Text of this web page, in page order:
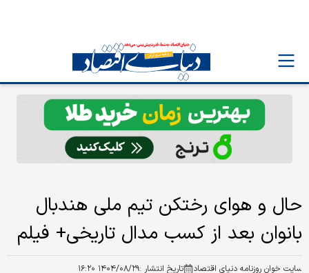
حال و هوای رختکن تیم ملی هندبال
بانوان بعد از کسب مدال تاریخی+ فیلم
سایت خوان روزنامه دنیای اقتصاد تاریخ انتشار :۱۴۰۴/۰۸/۲۹ ۱۶:۲۰